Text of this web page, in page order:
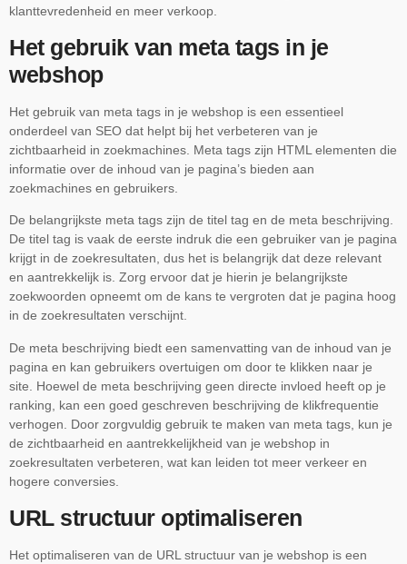
klanttevredenheid en meer verkoop.
Het gebruik van meta tags in je
webshop
Het gebruik van meta tags in je webshop is een essentieel
onderdeel van SEO dat helpt bij het verbeteren van je
zichtbaarheid in zoekmachines. Meta tags zijn HTML elementen die
informatie over de inhoud van je pagina’s bieden aan
zoekmachines en gebruikers.
De belangrijkste meta tags zijn de titel tag en de meta beschrijving.
De titel tag is vaak de eerste indruk die een gebruiker van je pagina
krijgt in de zoekresultaten, dus het is belangrijk dat deze relevant
en aantrekkelijk is. Zorg ervoor dat je hierin je belangrijkste
zoekwoorden opneemt om de kans te vergroten dat je pagina hoog
in de zoekresultaten verschijnt.
De meta beschrijving biedt een samenvatting van de inhoud van je
pagina en kan gebruikers overtuigen om door te klikken naar je
site. Hoewel de meta beschrijving geen directe invloed heeft op je
ranking, kan een goed geschreven beschrijving de klikfrequentie
verhogen. Door zorgvuldig gebruik te maken van meta tags, kun je
de zichtbaarheid en aantrekkelijkheid van je webshop in
zoekresultaten verbeteren, wat kan leiden tot meer verkeer en
hogere conversies.
URL structuur optimaliseren
Het optimaliseren van de URL structuur van je webshop is een